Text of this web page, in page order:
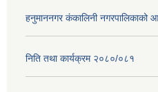
हनुमाननगर कंकालिनी नगरपालिकाको
निति तथा कार्यक्रम २०८०/०८१